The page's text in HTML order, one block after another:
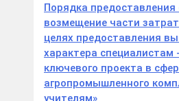
Порядка предоставления
возмещение части
целях предоставления
характера специалистам
ключевого проекта в
агропромышленного
учителям»